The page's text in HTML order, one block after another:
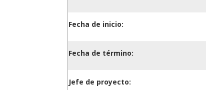
Fecha de inicio:
Fecha de término:
Jefe de proyecto: